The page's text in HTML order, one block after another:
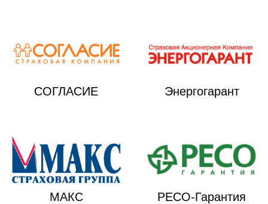
СОГЛАСИЕ Энергогарант
МАКС РЕСО-Гарантия